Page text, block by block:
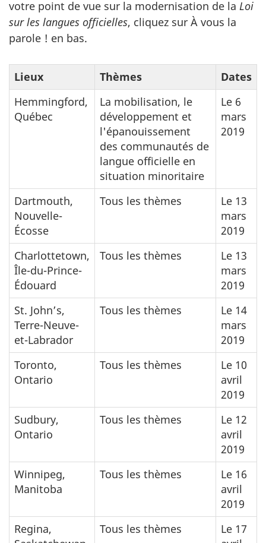
votre point de vue sur la modernisation de la Loi
sur les langues officielles, cliquez sur À vous la
parole ! en bas.
Lieux Thèmes
Dates
Hemmingford,
Québec
La mobilisation, le
développement et
l'épanouissement
des communautés de
langue officielle en
situation minoritaire
Le 6
mars
2019
Dartmouth,
Nouvelle-
Écosse
Tous les thèmes
Le 13
mars
2019
Charlottetown,
Île-du-Prince-
Édouard
Tous les thèmes
Le 13
mars
2019
St. John’s,
Terre-Neuve-
et-Labrador
Tous les thèmes
Le 14
mars
2019
Toronto,
Ontario
Tous les thèmes
Le 10
avril
2019
Sudbury,
Ontario
Tous les thèmes
Le 12
avril
2019
Winnipeg,
Manitoba
Tous les thèmes
Le 16
avril
2019
Regina,
Tous les thèmes
Le 17